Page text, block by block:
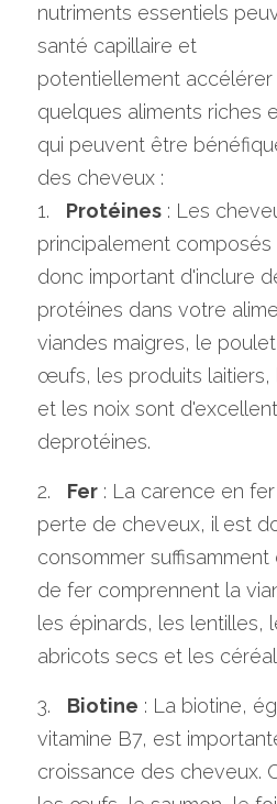
nutriments essentiels
santé capillaire et
potentiellement accélérer
quelques aliments riches
qui peuvent être
des cheveux :
1. Protéines : Les
principalement
donc important d'inclure
protéines dans votre
viandes maigres, le
œufs, les produits laitiers,
et les noix sont
deprotéines.
2. Fer : La carence en
perte de cheveux, il est
consommer
de fer comprennent la
les épinards, les lentilles,
abricots secs et les
3. Biotine : La biotine,
vitamine B7, est
croissance des cheveux.